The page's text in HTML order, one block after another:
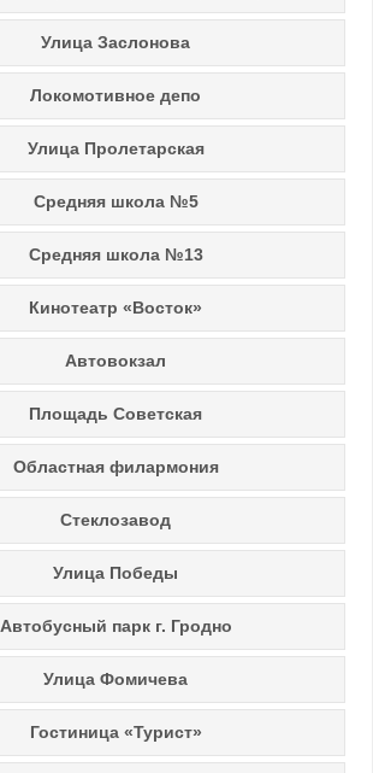
Улица Заслонова
Локомотивное депо
Улица Пролетарская
Средняя школа №5
Средняя школа №13
Кинотеатр «Восток»
Автовокзал
Площадь Советская
Областная филармония
Стеклозавод
Улица Победы
Автобусный парк г. Гродно
Улица Фомичева
Гостиница «Турист»